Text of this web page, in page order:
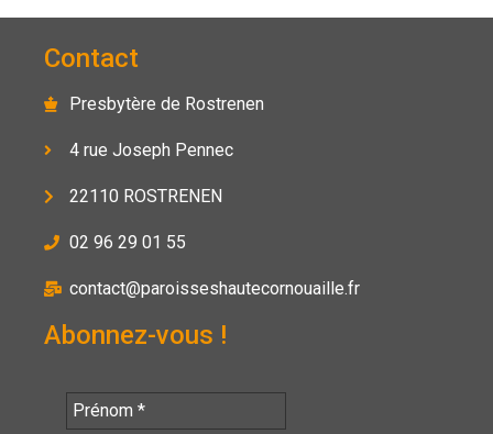
Contact
Presbytère de Rostrenen
4 rue Joseph Pennec
22110 ROSTRENEN
02 96 29 01 55
contact@paroisseshautecornouaille.fr
Abonnez-vous !